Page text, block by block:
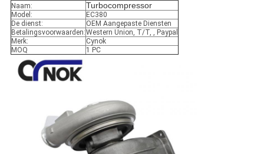
Naam: Turbocompressor
Model:
EC380
De dienst:
OEM Aangepaste Diensten
Betalingsvoorwaarden:Western Union, T/T, , Paypal
Merk:
Cynok
MOQ
1 PC